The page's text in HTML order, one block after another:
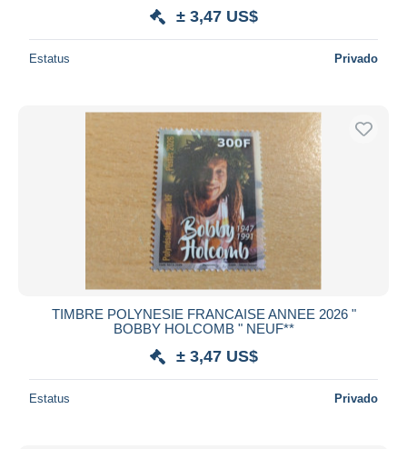
± 3,47 US$
Estatus Privado
TIMBRE POLYNESIE FRANCAISE ANNEE 2026 "
BOBBY HOLCOMB " NEUF**
± 3,47 US$
Estatus Privado